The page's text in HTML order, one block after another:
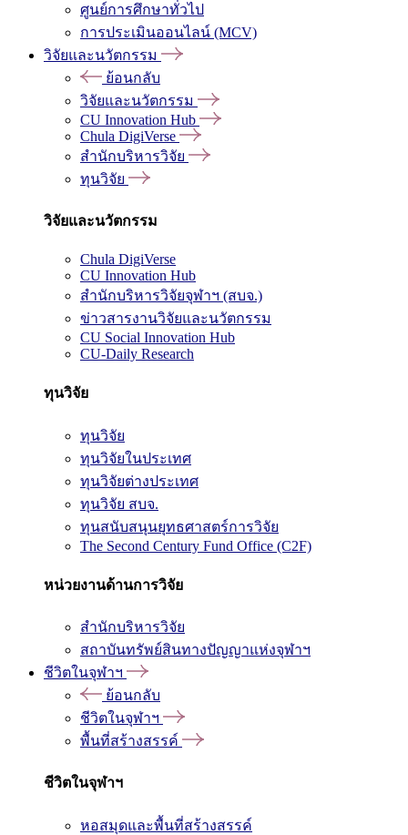
ศูนย์การศึกษาทั่วไป
การประเมินออนไลน์ (MCV)
วิจัยและนวัตกรรม
ย้อนกลับ
วิจัยและนวัตกรรม
CU Innovation Hub
Chula DigiVerse
สำนักบริหารวิจัย
ทุนวิจัย
วิจัยและนวัตกรรม
Chula DigiVerse
CU Innovation Hub
สำนักบริหารวิจัยจุฬาฯ (สบจ.)
ข่าวสารงานวิจัยและนวัตกรรม
CU Social Innovation Hub
CU-Daily Research
ทุนวิจัย
ทุนวิจัย
ทุนวิจัยในประเทศ
ทุนวิจัยต่างประเทศ
ทุนวิจัย สบจ.
ทุนสนับสนุนยุทธศาสตร์การวิจัย
The Second Century Fund Office (C2F)
หน่วยงานด้านการวิจัย
สำนักบริหารวิจัย
สถาบันทรัพย์สินทางปัญญาแห่งจุฬาฯ
ชีวิตในจุฬาฯ
ย้อนกลับ
ชีวิตในจุฬาฯ
พื้นที่สร้างสรรค์
ชีวิตในจุฬาฯ
หอสมุดและพื้นที่สร้างสรรค์